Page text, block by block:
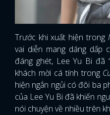
Trước khi xuất hiện trong
vai diễn mang dáng dấp
đáng ghét, Lee Yu Bi đã
khách mời cá tính trong
hiện ngắn ngủi có đôi ba
của Lee Yu Bi đã khiến
nói chuyện về nhiều trên